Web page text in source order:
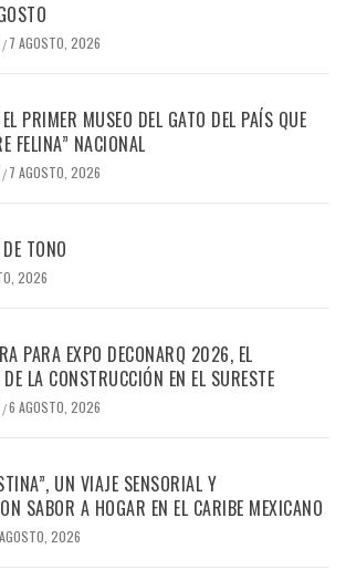
/ 7 AGOSTO, 2026
PRIMER MUSEO DEL GATO DEL PAÍS QUE
FELINA” NACIONAL
/ 7 AGOSTO, 2026
TONO
2026
PARA EXPO DECONARQ 2026, EL
LA CONSTRUCCIÓN EN EL SURESTE
/6 AGOSTO, 2026
UN VIAJE SENSORIAL Y
SABOR A HOGAR EN EL CARIBE MEXICANO
2026